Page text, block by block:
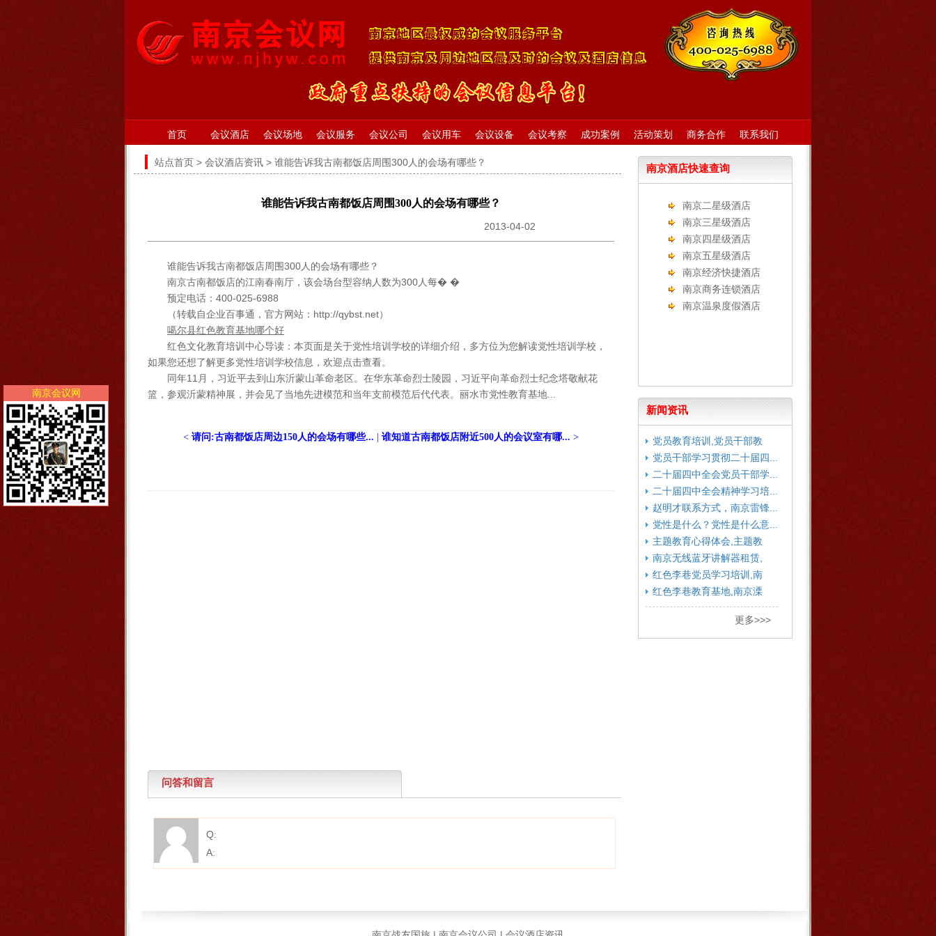
首页 会议酒店 会议场地 会议服务 会议公司 会议用车 会议设备 会议考察 成功案例 活动策划 商务合作 联系我们
站点首页 > 会议酒店资讯 > 谁能告诉我古南都饭店周围300人的会场有哪些？
谁能告诉我古南都饭店周围300人的会场有哪些？
2013-04-02
谁能告诉我古南都饭店周围300人的会场有哪些？
南京古南都饭店的江南春南厅，该会场台型容纳人数为300人每� �
预定电话：400-025-6988
（转载自企业百事通，官方网站：http://qybst.net）
噶尔县红色教育基地哪个好
红色文化教育培训中心导读：本页面是关于党性培训学校的详细介绍，多方位为您解读党性培训学校，
如果您还想了解更多党性培训学校信息，欢迎点击查看。
同年11月，习近平去到山东沂蒙山革命老区。在华东革命烈士陵园，习近平向革命烈士纪念塔敬献花
篮，参观沂蒙精神展，并会见了当地先进模范和当年支前模范后代代表。丽水市党性教育基地...
< 请问:古南都饭店周边150人的会场有哪些... 谁知道古南都饭店附近500人的会议室有哪... >
问答和留言
Q:
A:
南京酒店快速查询
南京二星级酒店
南京三星级酒店
南京四星级酒店
南京五星级酒店
南京经济快捷酒店
南京商务连锁酒店
南京温泉度假酒店
新闻资讯
党员教育培训,党员干部教
育...
党员干部学习贯彻二十届四...
二十届四中全会党员干部学...
二十届四中全会精神学习培...
赵明才联系方式，南京雷锋...
党性是什么？党性是什么意...
主题教育心得体会,主题教
育...
南京无线蓝牙讲解器租赁,
南...
红色李巷党员学习培训,南
京...
红色李巷教育基地,南京溧
水...
更多>>>
南京会议网